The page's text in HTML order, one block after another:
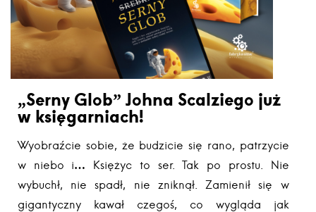
„Serny Glob” Johna Scalziego już
w księgarniach!
Wyobraźcie sobie, że budzicie się rano, patrzycie
w niebo i… Księżyc to ser. Tak po prostu. Nie
wybuchł, nie spadł, nie zniknął. Zamienił się w
gigantyczny kawał czegoś, co wygląda jak